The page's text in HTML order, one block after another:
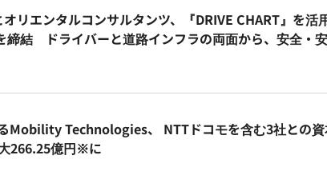
エンタルコンサルタンツ、『DRIVE CHART』を活
締結 ドライバーと道路インフラの両面から、安全・
Mobility Technologies、 NTTドコモを含む3社との資
266.25億円※に